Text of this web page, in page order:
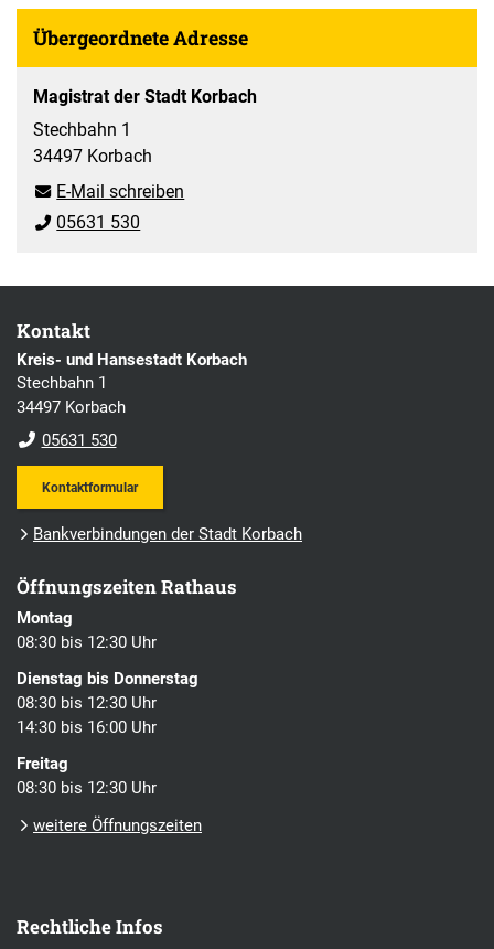
Übergeordnete Adresse
Magistrat der Stadt Korbach
Stechbahn 1
34497 Korbach
E-Mail schreiben
05631 530
Kontakt
Kreis- und Hansestadt Korbach
Stechbahn 1
34497 Korbach
05631 530
Kontaktformular
Bankverbindungen der Stadt Korbach
Öffnungszeiten Rathaus
Montag
08:30 bis 12:30 Uhr
Dienstag bis Donnerstag
08:30 bis 12:30 Uhr
14:30 bis 16:00 Uhr
Freitag
08:30 bis 12:30 Uhr
weitere Öffnungszeiten
Rechtliche Infos